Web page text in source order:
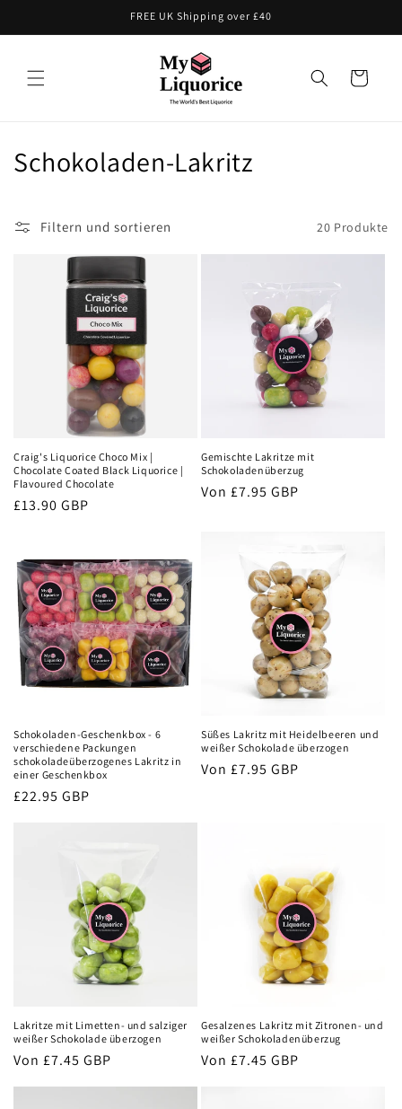
Inhalt
FREE UK Shipping over £40
Warenkorb
K
t
:
Schokoladen-Lakritz
Filtern und sortieren 20 Produkte
Craig's Liquorice Choco Mix |
Chocolate Coated Black Liquorice |
Flavoured Chocolate
Normaler
£13.90 GBP
Gemischte Lakritze mit
Schokoladenüberzug
Normaler
Von £7.95 GBP
Schokoladen-Geschenkbox - 6
verschiedene Packungen
schokoladeüberzogenes Lakritz in
einer Geschenkbox
Normaler
£22.95 GBP
Süßes Lakritz mit Heidelbeeren und
weißer Schokolade überzogen
Normaler
Von £7.95 GBP
Lakritze mit Limetten- und salziger
weißer Schokolade überzogen
Normaler
Von £7.45 GBP
Gesalzenes Lakritz mit Zitronen- und
weißer Schokoladenüberzug
Normaler
Von £7.45 GBP